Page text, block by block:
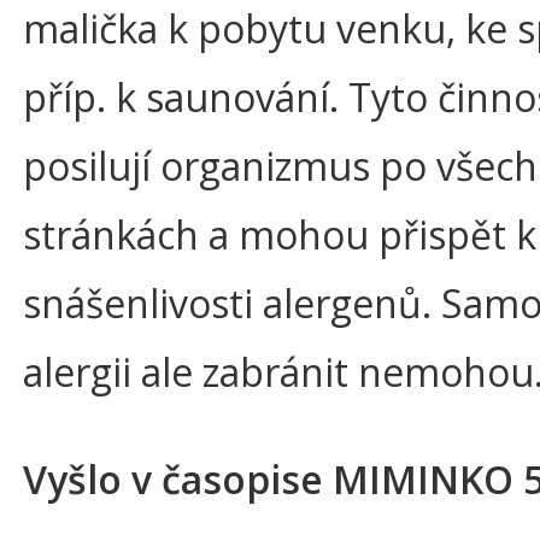
malička k pobytu venku, ke
příp. k saunování. Tyto
posilují organizmus po všech
stránkách a mohou přispět
snášenlivosti alergenů.
alergii ale zabránit
Vyšlo v časopise MIMINKO